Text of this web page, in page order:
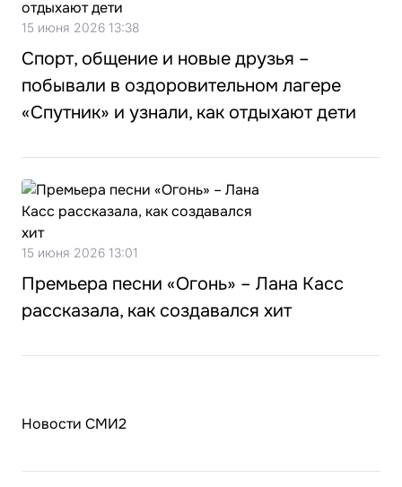
15 июня 2026 13:38
Спорт, общение и новые друзья –
побывали в оздоровительном лагере
«Спутник» и узнали, как отдыхают дети
15 июня 2026 13:01
Премьера песни «Огонь» – Лана Касс
рассказала, как создавался хит
Новости СМИ2